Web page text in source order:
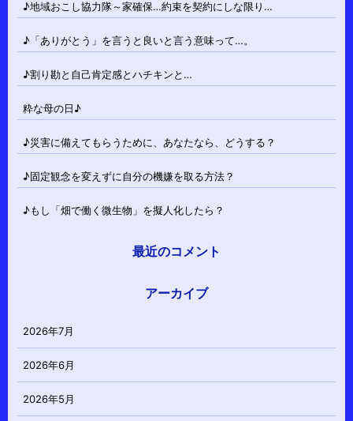
♪地域おこし協力隊～家確保…約束を契約にしな限り…
♪「ありがとう」を言うと良いと言う意味って…。
♪割り勘と自己肯定感とハチキンと…
粋な母の日♪
♪災害に備えてもらうために、あなたなら、どうする？
♪固定観念を変えずに自分の機嫌を取る方法？
♪もし「畑で働く微生物」を擬人化したら？
最近のコメント
アーカイブ
2026年7月
2026年6月
2026年5月